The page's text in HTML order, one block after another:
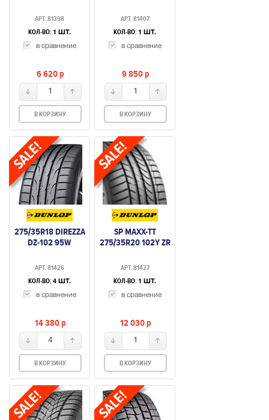
АРТ. 81398
КОЛ-ВО: 1 ШТ.
в сравнение
6 620p
1
В КОРЗИНУ
АРТ. 81407
КОЛ-ВО: 1 ШТ.
в сравнение
9 850p
1
В КОРЗИНУ
275/35R18 DIREZZA
DZ-102 95W
АРТ. 81426
КОЛ-ВО: 4 ШТ.
в сравнение
14 380p
4
В КОРЗИНУ
SP MAXX-TT
275/35R20 102Y ZR
АРТ. 81427
КОЛ-ВО: 1 ШТ.
в сравнение
12 030p
1
В КОРЗИНУ